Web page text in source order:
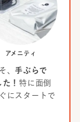
アメニティ
、手ぶらで
た！特に面倒
にスタートで